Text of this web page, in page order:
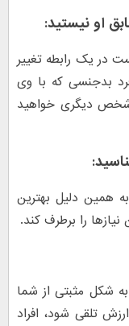
در یک رابطه تغییر
بدجنسی که با وی
شخص دیگری خواهید
همین دلیل بهترین
را برطرف کند.
شکل مثبتی از شما
تلقی شود، افراد